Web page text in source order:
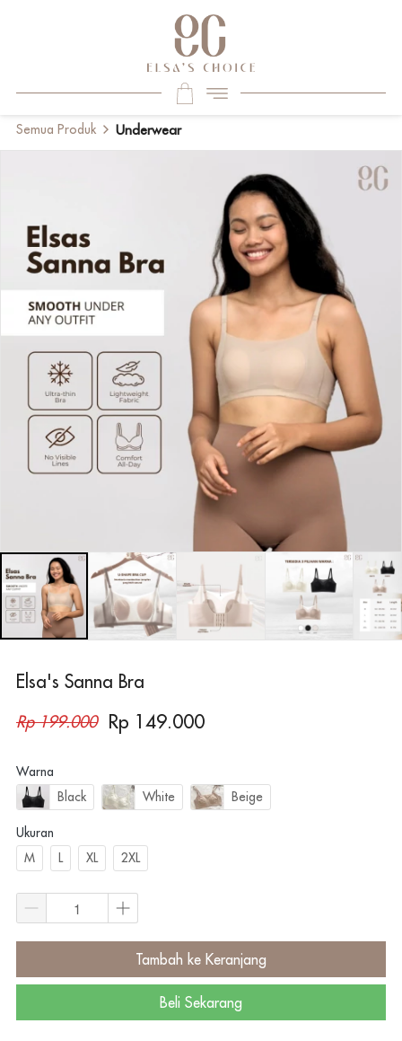
Semua Produk Underwear
Elsa's Sanna Bra
Rp 199.000 Rp 149.000
Warna
Black
White Beige
Ukuran
M
L XL 2XL
`Tambah ke Keranjang
`Beli Sekarang